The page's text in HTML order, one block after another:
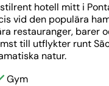
hotell mitt i
vid den populära
restauranger, barer
till utflykter runt
natur.
Gym